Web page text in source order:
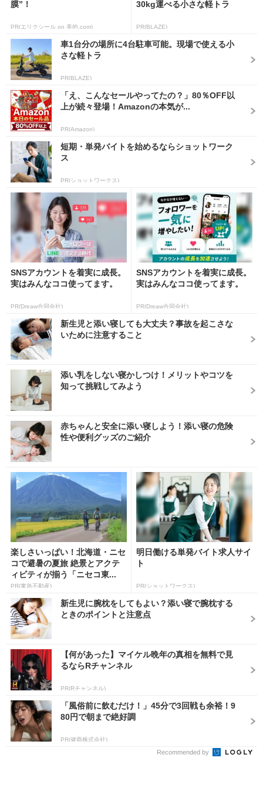
膜”！
PR(エリクシール on 美的.com)
30kg運べる小さな軽トラ
PR(BLAZE)
車1台分の場所に4台駐車可能。現場で使える小
さな軽トラ
PR(BLAZE)
「え、こんなセールやってたの？」80％OFF以
上が続々登場！Amazonの本気が...
PR(Amazon)
短期・単発バイトを始めるならショットワーク
ス
PR(ショットワークス)
SNSアカウントを着実に成長。
実はみんなココ使ってます。
PR(Dreaw合同会社)
SNSアカウントを着実に成長。
実はみんなココ使ってます。
PR(Dreaw合同会社)
新生児と添い寝しても大丈夫？事故を起こさな
いために注意すること
添い乳をしない寝かしつけ！メリットやコツを
知って挑戦してみよう
赤ちゃんと安全に添い寝しよう！添い寝の危険
性や便利グッズのご紹介
楽しさいっぱい！北海道・ニセ
コで避暑の夏旅 絶景とアクテ
ィビティが揃う「ニセコ東...
PR(東急不動産)
明日働ける単発バイト求人サイ
ト
PR(ショットワークス)
新生児に腕枕をしてもよい？添い寝で腕枕する
ときのポイントと注意点
【何があった】マイケル晩年の真相を無料で見
るならRチャンネル
PR(Rチャンネル)
「風俗前に飲むだけ！」45分で3回戦も余裕！9
80円で朝まで絶好調
PR(健商株式会社)
Recommended by